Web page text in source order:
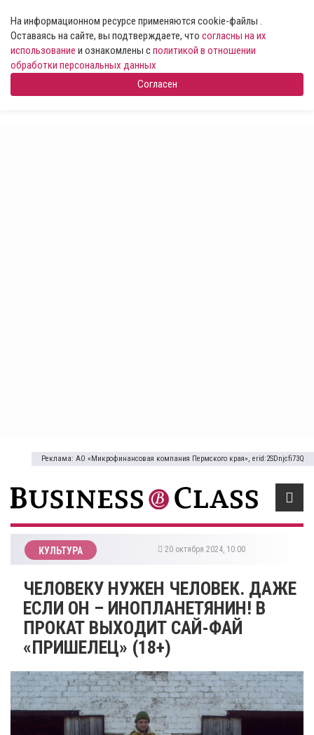
На информационном ресурсе применяются cookie-файлы .
Оставаясь на сайте, вы подтверждаете, что согласны на их
использование и ознакомлены сполитикой в отношении
обработки персональных данных
Согласен
Реклама: АО «Микрофинансовая компания Пермского края», erid:2SDnjcfi73Q
КУЛЬТУРА 20 октября 2024, 10:00
ЧЕЛОВЕКУ НУЖЕН ЧЕЛОВЕК. ДАЖЕ
ЕСЛИ ОН – ИНОПЛАНЕТЯНИН! В
ПРОКАТ ВЫХОДИТ САЙ-ФАЙ
«ПРИШЕЛЕЦ» (18+)